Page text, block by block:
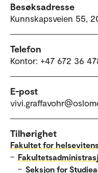
Besøksadresse
Kunnskapsveien 55,
Telefon
Kontor: +47 672 36
E-post
Tilhørighet
Fakultet for
–
– Seksjon for